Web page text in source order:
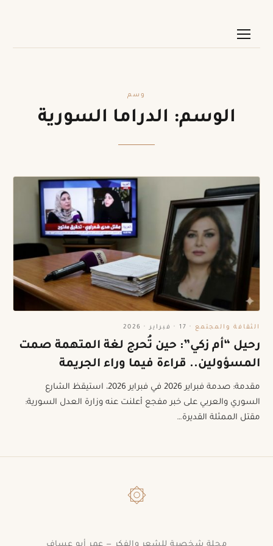
وسم
الوسم: الدراما السورية
الثقافة والمجتمع · 17 · فبراير · 2026
رحيل “أم زكي”: حين تُحرج لغة المتهمة صمت
المسؤولين.. قراءة فيما وراء الجريمة
مقدمة: صدمة فبراير 2026 في فبراير 2026، استيقظ الشارع
السوري والعربي على خبر مفجع أعلنت عنه وزارة العدل السورية:
مقتل الممثلة القديرة…
۞